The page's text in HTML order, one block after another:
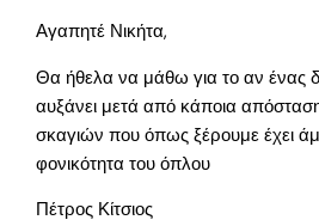
Αγαπητέ Νικήτα,
Θα ήθελα να μάθω για το αν ένας
αυξάνει μετά από κάποια
σκαγιών που όπως ξέρουμε έχει
φονικότητα του όπλου
Πέτρος Κίτσιος